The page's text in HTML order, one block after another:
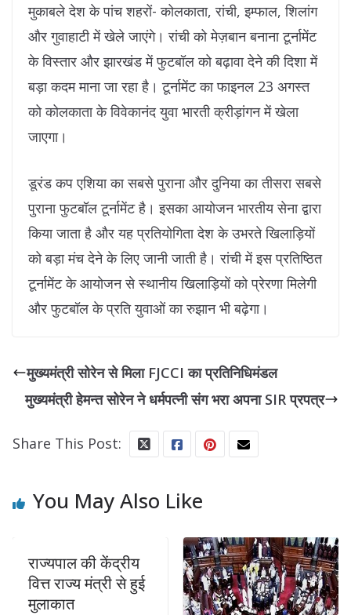
मुकाबले देश के पांच शहरों- कोलकाता, रांची, इम्फाल, शिलांग
और गुवाहाटी में खेले जाएंगे। रांची को मेज़बान बनाना टूर्नामेंट
के विस्तार और झारखंड में फुटबॉल को बढ़ावा देने की दिशा में
बड़ा कदम माना जा रहा है। टूर्नामेंट का फाइनल 23 अगस्त
को कोलकाता के विवेकानंद युवा भारती क्रीड़ांगन में खेला
जाएगा।
डूरंड कप एशिया का सबसे पुराना और दुनिया का तीसरा सबसे
पुराना फुटबॉल टूर्नामेंट है। इसका आयोजन भारतीय सेना द्वारा
किया जाता है और यह प्रतियोगिता देश के उभरते खिलाड़ियों
को बड़ा मंच देने के लिए जानी जाती है। रांची में इस प्रतिष्ठित
टूर्नामेंट के आयोजन से स्थानीय खिलाड़ियों को प्रेरणा मिलेगी
और फुटबॉल के प्रति युवाओं का रुझान भी बढ़ेगा।
मुख्यमंत्री सोरेन से मिला FJCCI का प्रतिनिधिमंडल
मुख्यमंत्री हेमन्त सोरेन ने धर्मपत्नी संग भरा अपना SIR प्रपत्र
Share This Post:
You May Also Like
राज्यपाल की केंद्रीय
वित्त राज्य मंत्री से हुई
मुलाकात